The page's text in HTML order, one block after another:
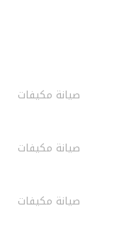
صيانة مكيفات
صيانة مكيفات
صيانة مكيفات